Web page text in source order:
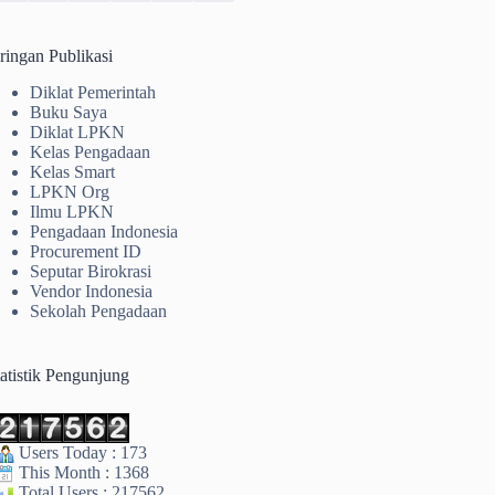
Publikasi
Diklat Pemerintah
Buku Saya
Diklat LPKN
Kelas Pengadaan
Kelas Smart
LPKN Org
Ilmu LPKN
Pengadaan Indonesia
Procurement ID
Seputar Birokrasi
Vendor Indonesia
Sekolah Pengadaan
Pengunjung
Users Today : 173
This Month : 1368